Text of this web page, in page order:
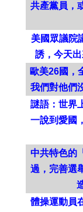
共產黨員，
美國眾議院
誘，今天
歐美26國，
我們對他們
謎語：世界
一說到愛國
中共特色的
過，完善選
體操運動員